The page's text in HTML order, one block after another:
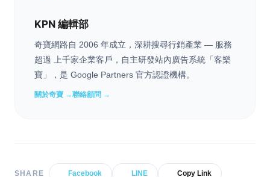
KPN 編輯部
奇寶網路自 2006 年成立，深耕搜尋行銷產業 — 服務
超過 上千家企業客戶，自主研發站內廣告系統「客樂
寶」，是 Google Partners 官方認證機構。
關於奇寶 →聯絡顧問 →
SHARE Facebook LINE Copy Link